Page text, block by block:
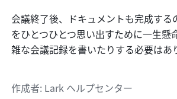
会議終了後、ドキュメントも完成する
をひとつひとつ思い出すために一生懸
雑な会議記録を書いたりする必要はあ
作成者: Lark ヘルプセンター